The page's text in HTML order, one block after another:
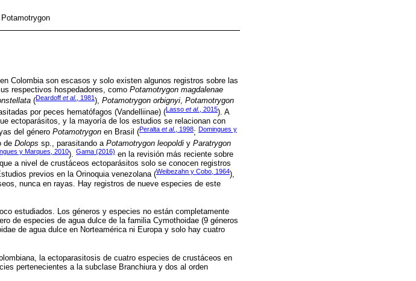
Colombia son escasos y solo existen algunos registros sobre las
respectivos hospedadores, como Potamotrygon magdalenae
(Deardoff et al., 1981 ), Potamotrygon orbignyi, Potamotrygon
por peces hematófagos (Vandelliinae) (Lasso et al., 2015). A
ectoparásitos, y la mayoría de los estudios se relacionan con
del género Potamotrygon en Brasil (Peralta et al., 1998; Domingues y
de Dolops sp., parasitando a Potamotrygon leopoldi y Paratrygon
y Marques, 2010). Gama (2016) en la revisión más reciente sobre
a nivel de crustáceos ectoparásitos solo se conocen registros
previos en la Orinoquia venezolana (Weibezahn y Cobo, 1964),
nunca en rayas. Hay registros de nueve especies de este
estudiados. Los géneros y especies no están completamente
de especies de agua dulce de la familia Cymothoidae (9 géneros
de agua dulce en Norteamérica ni Europa y solo hay cuatro
la ectoparasitosis de cuatro especies de crustáceos en
pertenecientes a la subclase Branchiura y dos al orden